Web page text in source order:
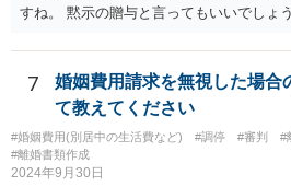
すね。 黙示の贈与と言ってもいいでしょう
7
婚姻費用請求を無視した場合
て教えてください
#婚姻費用(別居中の生活費など) #調停 #審判 #
#離婚書類作成
2024年9月30日